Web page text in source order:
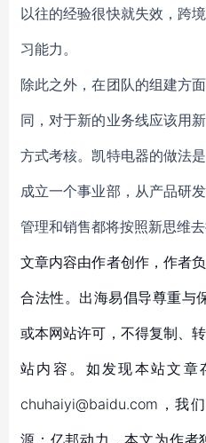
以往的经验很快就失效，跨
习能力。
除此之外，在团队的组建方
同，对于新的业务线应该用
方式考核。凯特电器的做法
成立一个事业部，从产品研
管理和销售都将按照新思维
文章内容由作者创作，作者
合法性。出海易倡导尊重与
或本网站许可，不得复制、
站内容。如发现本站文
chuhaiyi@baidu.com，我
源：亿邦动力，本文为作者